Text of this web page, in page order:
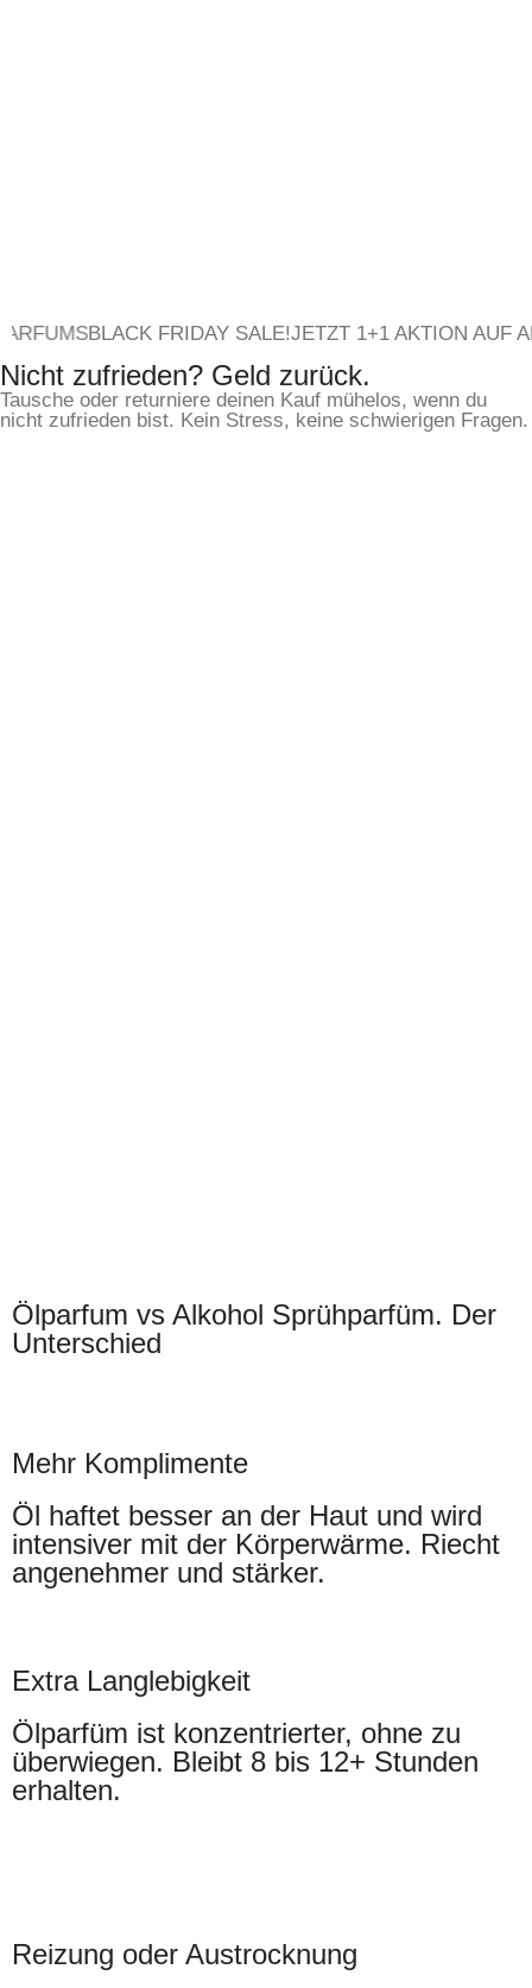
BLACK FRIDAY SALE!JETZT 1+1 AKTION AUF ALLE
Nicht zufrieden? Geld zurück.
Tausche oder returniere deinen Kauf mühelos, wenn du
nicht zufrieden bist. Kein Stress, keine schwierigen Fragen.
Ölparfum vs Alkohol Sprühparfüm. Der
Unterschied
Mehr Komplimente
Öl haftet besser an der Haut und wird
intensiver mit der Körperwärme. Riecht
angenehmer und stärker.
Extra Langlebigkeit
Ölparfüm ist konzentrierter, ohne zu
überwiegen. Bleibt 8 bis 12+ Stunden
erhalten.
Reizung oder Austrocknung